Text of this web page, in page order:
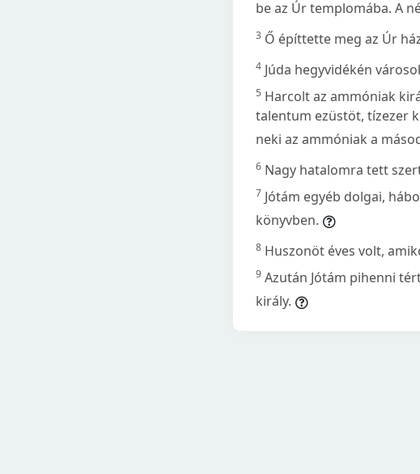
be az Úr templomába. A
3 Ő építtette meg az Úr
4 Júda hegyvidékén
5 Harcolt az ammóniak
talentum ezüstöt, tízezer
neki az ammóniak a
6 Nagy hatalomra tett
7 Jótám egyéb dolgai,
könyvben.
8 Huszonöt éves volt,
9 Azután Jótám pihenni
király.